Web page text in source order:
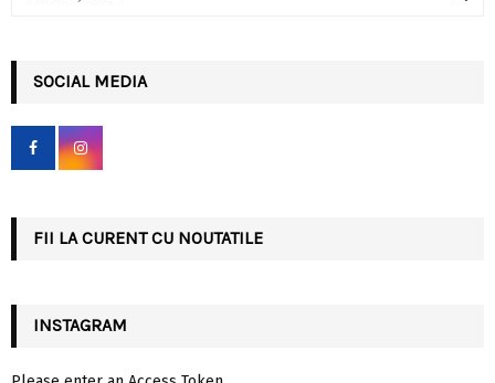
h
f
r
SOCIAL MEDIA
FII LA CURENT CU NOUTATILE
INSTAGRAM